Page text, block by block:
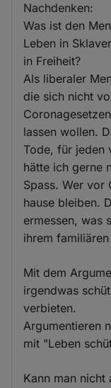
Nachdenken:
Was ist den
Leben in
in Freiheit?
Als liberaler
die sich nicht
lassen wollen.
Tode, für jeden
hätte ich gerne
Spass. Wer vor
hause bleiben.
ermessen, was
ihrem
Mit dem
irgendwas
verbieten.
Argumentieren
mit "Leben
Kann man nicht